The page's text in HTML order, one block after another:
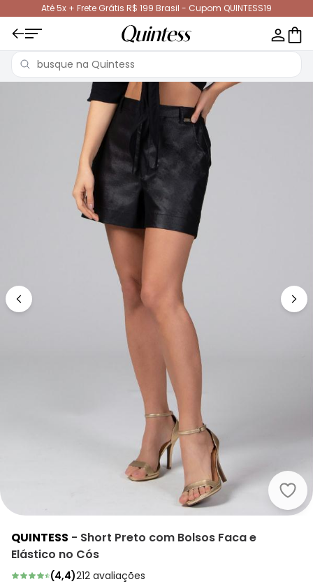
Até 5x + Frete Grátis R$ 199 Brasil - Cupom QUINTESS19
QUINTESS - Short Preto com Bolsos Faca e
Elástico no Cós
(4,4)212 avaliações